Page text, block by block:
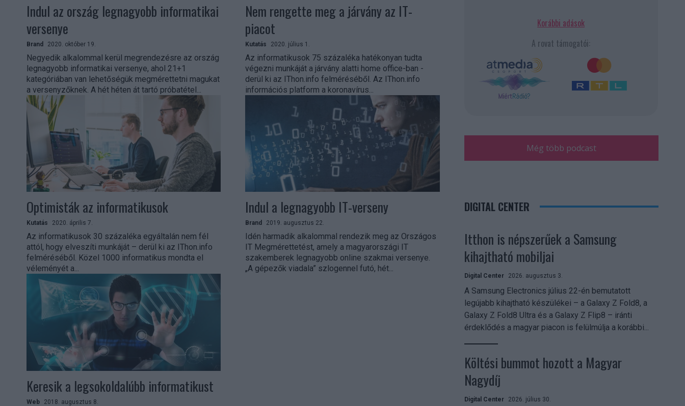
Indul az ország legnagyobb informatikai
versenye
Brand 2020. október 19.
Negyedik alkalommal kerül megrendezésre az ország
legnagyobb informatikai versenye, ahol 21+1
kategóriában van lehetőségük megmérettetni magukat
a versenyzőknek. A hét héten át tartó próbatétel...
Nem rengette meg a járvány az IT-
piacot
Kutatás 2020. július 1.
Az informatikusok 75 százaléka hatékonyan tudta
végezni munkáját a járvány alatti home office-ban -
derül ki az IThon.info felméréséből. Az IThon.info
információs platform a koronavírus...
Optimisták az informatikusok
Kutatás 2020. április 7.
Az informatikusok 30 százaléka egyáltalán nem fél
attól, hogy elveszíti munkáját – derül ki az IThon.info
felméréséből. Közel 1000 informatikus mondta el
véleményét a...
Indul a legnagyobb IT-verseny
Brand 2019. augusztus 22.
Idén harmadik alkalommal rendezik meg az Országos
IT Megmérettetést, amely a magyarországi IT
szakemberek legnagyobb online szakmai versenye.
„A gépezők viadala” szlogennel futó, hét...
Keresik a legsokoldalúbb informatikust
Web 2018. augusztus 8.
Korábbi adások
A rovat támogatói:
Még több podcast
DIGITAL CENTER
Itthon is népszerűek a Samsung
kihajtható mobiljai
Digital Center 2026. augusztus 3.
A Samsung Electronics július 22-én bemutatott
legújabb kihajtható készülékei – a Galaxy Z Fold8, a
Galaxy Z Fold8 Ultra és a Galaxy Z Flip8 – iránti
érdeklődés a magyar piacon is felülmúlja a korábbi...
Költési bummot hozott a Magyar
Nagydíj
Digital Center 2026. július 30.